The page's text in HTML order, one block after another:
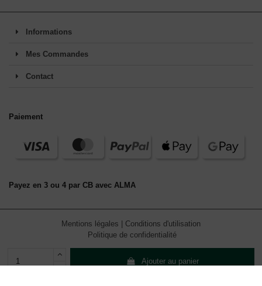
Ajouter au panier
(49 avis)
Informations
Mes Commandes
Contact
Paiement
Payez en 3 ou 4 par CB avec ALMA
Mentions légales
Conditions d'utilisation
Politique de confidentialité